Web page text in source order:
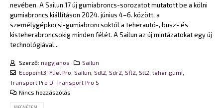
nevében. A Sailun 17 új gumiabroncs-sorozatot mutatott be a kölni
gumiabroncs kiállításon 2024. június 4–6. között, a
személygépkocsi-gumiabroncsoktól a teherautó-, busz- és
kisteherabroncsokig minden félét. A Sailun az új mintázatokat egy új
technológiával...
Szerző: nagyjanos
Sailun
Ecopoint3 Fuel Pro Sailun Sdl2 Sdr2 Sfl2 Stl2 ,teher gumi
Transport Pro D Transport Pro S
Nincs hozzászólás
MEGNÉZEM...